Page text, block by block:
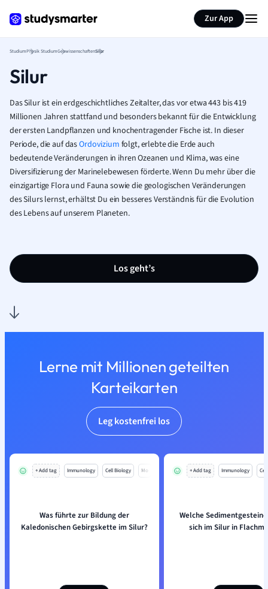
Zur App
StudiumPhysik StudiumGeowissenschaftenSilur
Silur
Das Silur ist ein erdgeschichtliches Zeitalter, das vor etwa 443 bis 419
Millionen Jahren stattfand und besonders bekannt für die Entwicklung
der ersten Landpflanzen und knochentragender Fische ist. In dieser
Periode, die auf dasOrdovizium folgt, erlebte die Erde auch
bedeutende Veränderungen in ihren Ozeanen und Klima, was eine
Diversifizierung der Marinelebewesen förderte. Wenn Du mehr über die
einzigartige Flora und Fauna sowie die geologischen Veränderungen
des Silurs lernst, erhältst Du ein besseres Verständnis für die Evolution
des Lebens auf unserem Planeten.
Los geht’s
Lerne mit Millionen geteilten
Karteikarten
Leg kostenfrei los
+ Add tag Immunology Cell Biology Mo
Was führte zur Bildung der
Kaledonischen Gebirgskette im Silur?
+ Add tag Immunology
Welche
sich im Silur in